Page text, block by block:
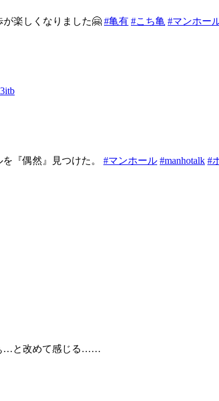
が楽しくなりました🤗 #亀有 #こち亀 #マンホー
『偶然』見つけた。 #マンホール #manhotalk #
…と改めて感じる……